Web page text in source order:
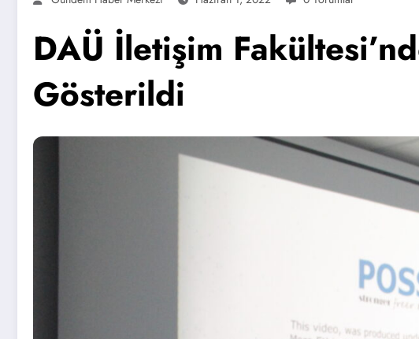
DAÜ İletişim
Gösterildi